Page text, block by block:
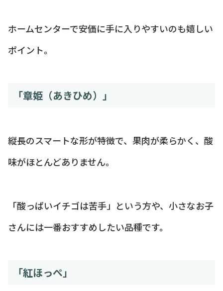
ホームセンターで安価に手に入りやすいのも嬉しい
ポイント。
「章姫（あきひめ）」
縦長のスマートな形が特徴で、果肉が柔らかく、酸
味がほとんどありません。
「酸っぱいイチゴは苦手」という方や、小さなお子
さんには一番おすすめしたい品種です。
「紅ほっぺ」